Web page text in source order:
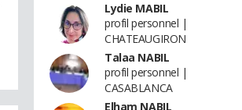
Lydie MABIL
profil personnel |
CHATEAUGIRON
Talaa NABIL
profil personnel |
CASABLANCA
Elham NABIL